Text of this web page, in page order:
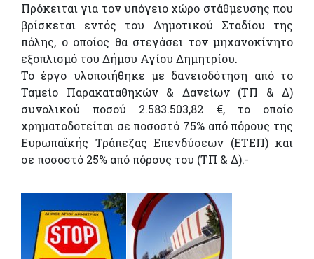
Πρόκειται για τον υπόγειο χώρο στάθμευσης που
βρίσκεται εντός του Δημοτικού Σταδίου της
πόλης, ο οποίος θα στεγάσει τον μηχανοκίνητο
εξοπλισμό του Δήμου Αγίου Δημητρίου.
Το έργο υλοποιήθηκε με δανειοδότηση από το
Ταμείο Παρακαταθηκών & Δανείων (ΤΠ & Δ)
συνολικού ποσού 2.583.503,82 €, το οποίο
χρηματοδοτείται σε ποσοστό 75% από πόρους της
Ευρωπαϊκής Τράπεζας Επενδύσεων (ΕΤΕΠ) και
σε ποσοστό 25% από πόρους του (ΤΠ & Δ).-